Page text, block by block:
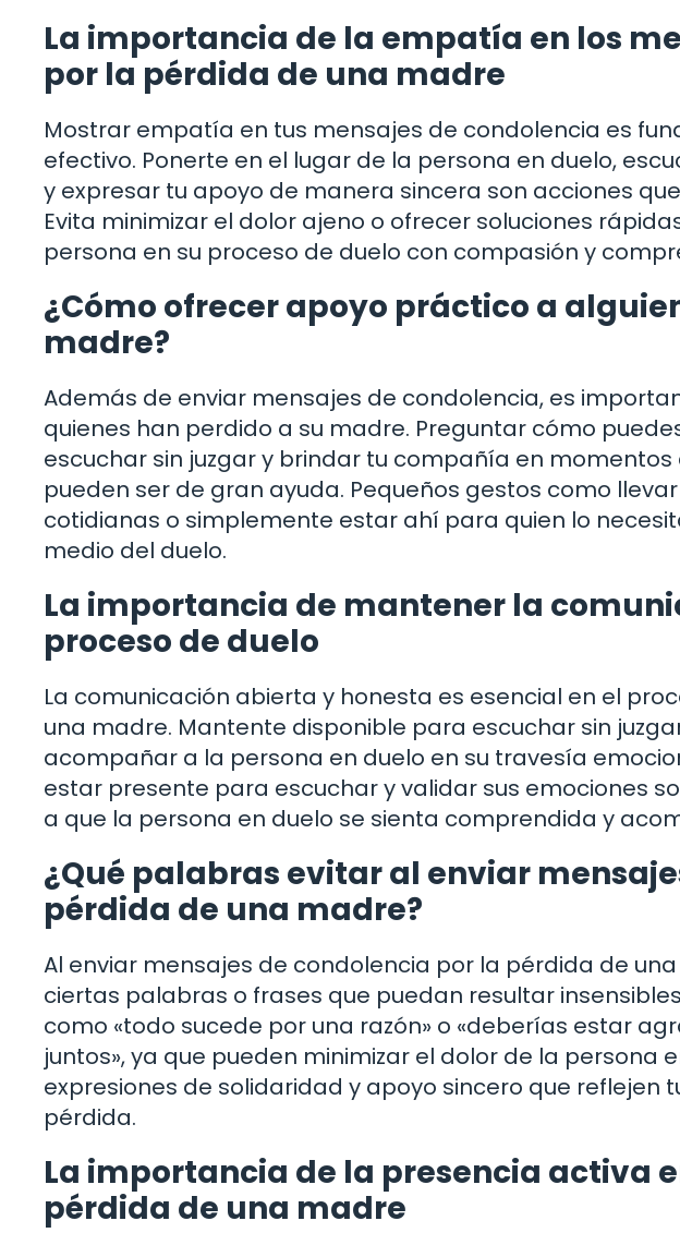
La importancia de la empatía en los
por la pérdida de una madre
Mostrar empatía en tus mensajes de condolencia es
efectivo. Ponerte en el lugar de la persona en duelo,
y expresar tu apoyo de manera sincera son acciones
Evita minimizar el dolor ajeno o ofrecer soluciones
persona en su proceso de duelo con compasión y
¿Cómo ofrecer apoyo práctico a
madre?
Además de enviar mensajes de condolencia, es
quienes han perdido a su madre. Preguntar cómo
escuchar sin juzgar y brindar tu compañía en
pueden ser de gran ayuda. Pequeños gestos como
cotidianas o simplemente estar ahí para quien lo
medio del duelo.
La importancia de mantener la
proceso de duelo
La comunicación abierta y honesta es esencial en el
una madre. Mantente disponible para escuchar sin
acompañar a la persona en duelo en su travesía
estar presente para escuchar y validar sus emociones
a que la persona en duelo se sienta comprendida y
¿Qué palabras evitar al enviar
pérdida de una madre?
Al enviar mensajes de condolencia por la pérdida de
ciertas palabras o frases que puedan resultar
como «todo sucede por una razón» o «deberías estar
juntos», ya que pueden minimizar el dolor de la persona
expresiones de solidaridad y apoyo sincero que reflejen
pérdida.
La importancia de la presencia activa
pérdida de una madre